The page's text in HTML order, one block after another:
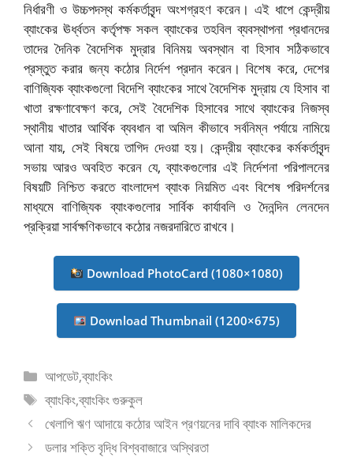
নির্ধারণী ও উচ্চপদস্থ কর্মকর্তাবৃন্দ অংশগ্রহণ করেন। এই ধাপে কেন্দ্রীয়
ব্যাংকের ঊর্ধ্বতন কর্তৃপক্ষ সকল ব্যাংকের তহবিল ব্যবস্থাপনা প্রধানদের
তাদের দৈনিক বৈদেশিক মুদ্রার বিনিময় অবস্থান বা হিসাব সঠিকভাবে
প্রস্তুত করার জন্য কঠোর নির্দেশ প্রদান করেন। বিশেষ করে, দেশের
বাণিজ্যিক ব্যাংকগুলো বিদেশি ব্যাংকের সাথে বৈদেশিক মুদ্রায় যে হিসাব বা
খাতা রক্ষণাবেক্ষণ করে, সেই বৈদেশিক হিসাবের সাথে ব্যাংকের নিজস্ব
স্থানীয় খাতার আর্থিক ব্যবধান বা অমিল কীভাবে সর্বনিম্ন পর্যায়ে নামিয়ে
আনা যায়, সেই বিষয়ে তাগিদ দেওয়া হয়। কেন্দ্রীয় ব্যাংকের কর্মকর্তাবৃন্দ
সভায় আরও অবহিত করেন যে, ব্যাংকগুলোর এই নির্দেশনা পরিপালনের
বিষয়টি নিশ্চিত করতে বাংলাদেশ ব্যাংক নিয়মিত এবং বিশেষ পরিদর্শনের
মাধ্যমে বাণিজ্যিক ব্যাংকগুলোর সার্বিক কার্যাবলি ও দৈনন্দিন লেনদেন
প্রক্রিয়া সার্বক্ষণিকভাবে কঠোর নজরদারিতে রাখবে।
Download PhotoCard (1080×1080)
Download Thumbnail (1200×675)
বিভাগ
সমূহ
আপডেট,ব্যাংকিং
ট্যাগ
সমূহ
ব্যাংকিং,ব্যাংকিং গুরুকুল
খেলাপি ঋণ আদায়ে কঠোর আইন প্রণয়নের দাবি ব্যাংক মালিকদের
ডলার শক্তি বৃদ্ধি বিশ্ববাজারে অস্থিরতা